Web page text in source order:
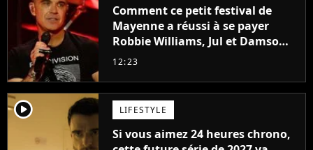
Comment ce petit festival de
Mayenne a réussi à se payer
Robbie Williams, Jul et Damso
cette année ?
12:23
player2 LIFESTYLE
Si vous aimez 24 heures chrono,